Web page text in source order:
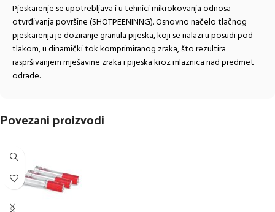
Pjeskarenje se upotrebljava i u tehnici mikrokovanja odnosa
otvrđivanja površine (SHOTPEENINNG). Osnovno načelo tlačnog
pjeskarenja je doziranje granula pijeska, koji se nalazi u posudi pod
tlakom, u dinamički tok komprimiranog zraka, što rezultira
raspršivanjem mješavine zraka i pijeska kroz mlaznica nad predmet
odrade.
Povezani proizvodi